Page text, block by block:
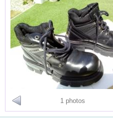
1 photos